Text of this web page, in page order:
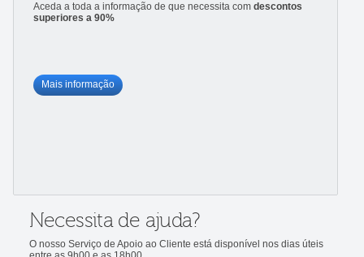
Aceda a toda a informação de que necessita com descontos
superiores a 90%
Mais informação
Necessita de ajuda?
O nosso Serviço de Apoio ao Cliente está disponível nos dias úteis